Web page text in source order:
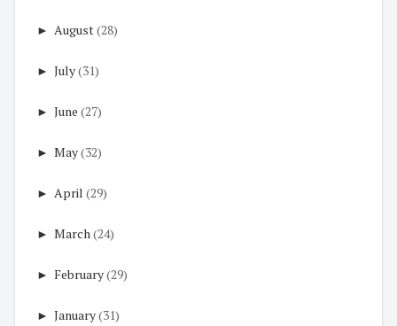
► August(28)
► July(31)
► June (27)
► May(32)
► April (29)
► March(24)
► February(29)
► January(31)